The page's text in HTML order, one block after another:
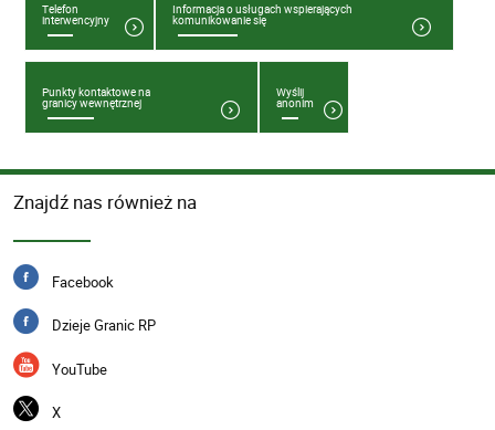
Telefon
interwencyjny
Informacja o usługach wspierających
komunikowanie się
Punkty kontaktowe na
granicy wewnętrznej
Wyślij
anonim
Znajdź nas również na
Facebook
Dzieje Granic RP
YouTube
X